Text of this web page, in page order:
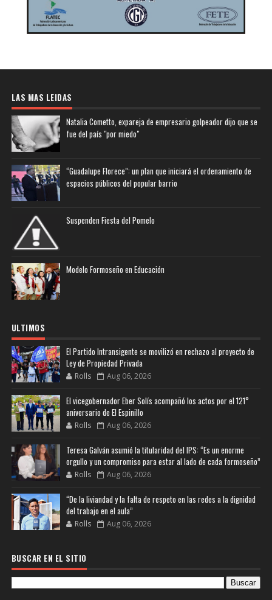
LAS MAS LEIDAS
Natalia Cometto, expareja de empresario golpeador dijo que se
fue del país "por miedo"
“Guadalupe Florece”: un plan que iniciará el ordenamiento de
espacios públicos del popular barrio
Suspenden Fiesta del Pomelo
Modelo Formoseño en Educación
ULTIMOS
El Partido Intransigente se movilizó en rechazo al proyecto de
Ley de Propiedad Privada
Rolls Aug 06, 2026
El vicegobernador Eber Solís acompañó los actos por el 121°
aniversario de El Espinillo
Rolls Aug 06, 2026
Teresa Galván asumió la titularidad del IPS: “Es un enorme
orgullo y un compromiso para estar al lado de cada formoseño”
Rolls Aug 06, 2026
“De la liviandad y la falta de respeto en las redes a la dignidad
del trabajo en el aula”
Rolls Aug 06, 2026
BUSCAR EN EL SITIO